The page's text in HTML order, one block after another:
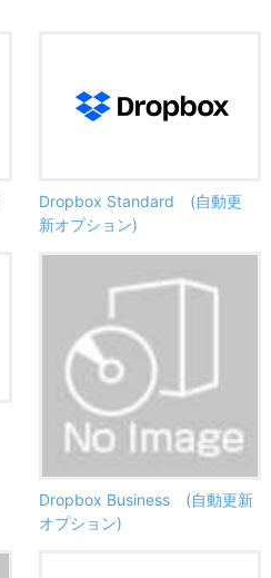
Dropbox Standard (自動更
新オプション)
Dropbox Business (自動更新
オプション)